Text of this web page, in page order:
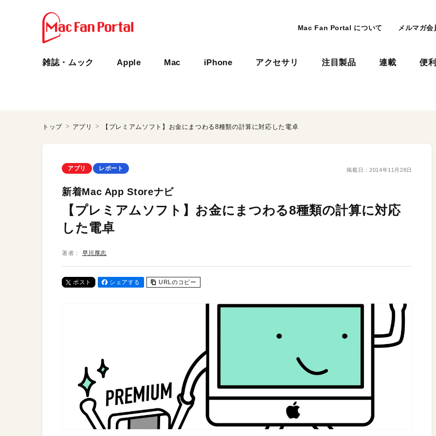
Mac Fan Portal について メルマガ会
雑誌・ムック Apple Mac iPhone アクセサリ 注目製品 連載 便
トップ アプリ 【プレミアムソフト】お金にまつわる8種類の計算に対応した電卓
アプリ レポート 掲載日： 2014年11月28日
新着Mac App Storeナビ
【プレミアムソフト】お金にまつわる8種類の計算に対応
した電卓
著者： 早川厚志
ポスト シェアする URLのコピー